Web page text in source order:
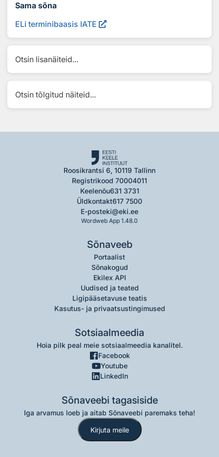
Sama sõna
ELi terminibaasis IATE
Otsin lisanäiteid...
Otsin tõlgitud näiteid...
Roosikrantsi 6, 10119 Tallinn
Registrikood 70004011
Keelenõu631 3731
Üldkontakt617 7500
E-posteki@eki.ee
Wordweb App 1.48.0
Sõnaveeb
Portaalist
Sõnakogud
Ekilex API
Uudised ja teated
Ligipääsetavuse teatis
Kasutus- ja privaatsustingimused
Sotsiaalmeedia
Hoia pilk peal meie sotsiaalmeedia kanalitel.
Facebook
Youtube
LinkedIn
Sõnaveebi tagasiside
Iga arvamus loeb ja aitab Sõnaveebi paremaks teha!
Kirjuta meile